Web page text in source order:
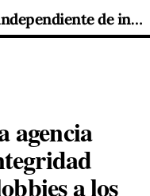
Gestha reclama una agencia independiente de integridad pública y vetar los lobbies a los expolíticos
agencia
a los